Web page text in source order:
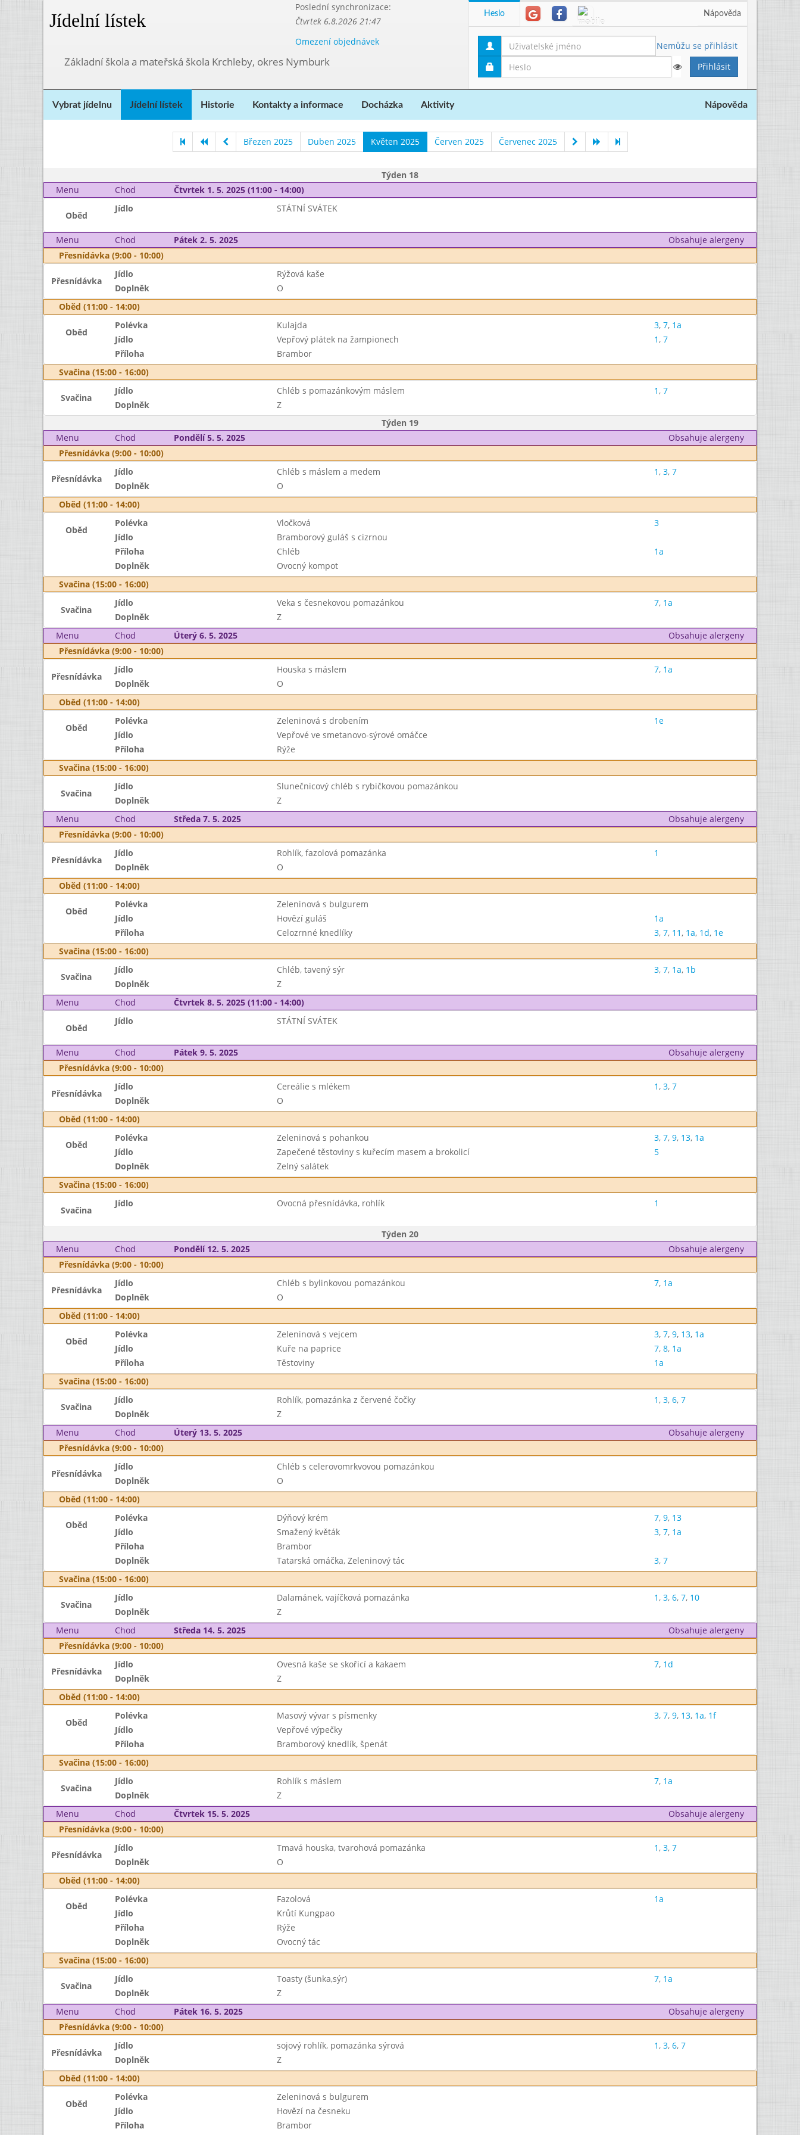
Jídelní lístek
Poslední synchronizace:
Čtvrtek 6.8.2026 21:47
Omezení objednávek
Základní škola a mateřská škola Krchleby, okres Nymburk
Heslo Nápověda
Nemůžu se přihlásit
Vybrat jídelnu Jídelní lístek Historie Kontakty a informace Docházka Aktivity Nápověda
Březen 2025 Duben 2025 Květen 2025 Červen 2025 Červenec 2025
Týden 18
Menu
Chod Čtvrtek 1. 5. 2025 (11:00 - 14:00)
Oběd
Jídlo STÁTNÍ SVÁTEK
Menu Chod Pátek 2. 5. 2025
Obsahuje alergeny
Přesnídávka (9:00 - 10:00)
Přesnídávka
Jídlo
Rýžová kaše
Doplněk
O
Oběd (11:00 - 14:00)
Oběd
Polévka Kulajda 3, 7, 1a
Jídlo
Vepřový plátek na žampionech 1, 7
Příloha
Brambor
Svačina (15:00 - 16:00)
Svačina
Jídlo Chléb s pomazánkovým máslem 1, 7
Doplněk
Z
Týden 19
Menu
Chod Pondělí 5. 5. 2025
Obsahuje alergeny
Přesnídávka (9:00 - 10:00)
Přesnídávka
Jídlo Chléb s máslem a medem 1, 3, 7
Doplněk
O
Oběd (11:00 - 14:00)
Oběd
Polévka Vločková
3
Jídlo
Bramborový guláš s cizrnou
Příloha
Chléb
1a
Doplněk
Ovocný kompot
Svačina (15:00 - 16:00)
Svačina
Jídlo Veka s česnekovou pomazánkou 7, 1a
Doplněk
Z
Menu
Chod Úterý 6. 5. 2025
Obsahuje alergeny
Přesnídávka (9:00 - 10:00)
Přesnídávka
Jídlo Houska s máslem 7, 1a
Doplněk
O
Oběd (11:00 - 14:00)
Oběd
Polévka Zeleninová s drobením
1e
Jídlo
Vepřové ve smetanovo-sýrové omáčce
Příloha
Rýže
Svačina (15:00 - 16:00)
Svačina
Jídlo
Slunečnicový chléb s rybičkovou pomazánkou
Doplněk
Z
Menu
Chod Středa 7. 5. 2025
Obsahuje alergeny
Přesnídávka (9:00 - 10:00)
Přesnídávka
Jídlo Rohlík, fazolová pomazánka
1
Doplněk
O
Oběd (11:00 - 14:00)
Oběd
Polévka
Zeleninová s bulgurem
Jídlo
Hovězí guláš
1a
Příloha
Celozrnné knedlíky 3, 7, 11, 1a, 1d, 1e
Svačina (15:00 - 16:00)
Svačina
Jídlo Chléb, tavený sýr 3, 7, 1a, 1b
Doplněk
Z
Menu
Chod Čtvrtek 8. 5. 2025 (11:00 - 14:00)
Oběd
Jídlo STÁTNÍ SVÁTEK
Menu Chod Pátek 9. 5. 2025
Obsahuje alergeny
Přesnídávka (9:00 - 10:00)
Přesnídávka
Jídlo Cereálie s mlékem 1, 3, 7
Doplněk
O
Oběd (11:00 - 14:00)
Oběd
Polévka Zeleninová s pohankou 3, 7, 9, 13, 1a
Jídlo
Zapečené těstoviny s kuřecím masem a brokolicí
5
Doplněk
Zelný salátek
Svačina (15:00 - 16:00)
Svačina
Jídlo Ovocná přesnídávka, rohlík 1
Týden 20
Menu
Chod Pondělí 12. 5. 2025
Obsahuje alergeny
Přesnídávka (9:00 - 10:00)
Přesnídávka
Jídlo Chléb s bylinkovou pomazánkou 7, 1a
Doplněk
O
Oběd (11:00 - 14:00)
Oběd
Polévka Zeleninová s vejcem 3, 7, 9, 13, 1a
Jídlo
Kuře na paprice 7, 8, 1a
Příloha
Těstoviny
1a
Svačina (15:00 - 16:00)
Svačina
Jídlo Rohlík, pomazánka z červené čočky 1, 3, 6, 7
Doplněk
Z
Menu
Chod Úterý 13. 5. 2025
Obsahuje alergeny
Přesnídávka (9:00 - 10:00)
Přesnídávka
Jídlo
Chléb s celerovomrkvovou pomazánkou
Doplněk
O
Oběd (11:00 - 14:00)
Oběd
Polévka Dýňový krém 7, 9, 13
Jídlo
Smažený květák 3, 7, 1a
Příloha
Brambor
Doplněk
Tatarská omáčka, Zeleninový tác 3, 7
Svačina (15:00 - 16:00)
Svačina
Jídlo Dalamánek, vajíčková pomazánka 1, 3, 6, 7, 10
Doplněk
Z
Menu
Chod Středa 14. 5. 2025
Obsahuje alergeny
Přesnídávka (9:00 - 10:00)
Přesnídávka
Jídlo Ovesná kaše se skořicí a kakaem 7, 1d
Doplněk
Z
Oběd (11:00 - 14:00)
Oběd
Polévka Masový vývar s písmenky 3, 7, 9, 13, 1a, 1f
Jídlo
Vepřové výpečky
Příloha
Bramborový knedlík, špenát
Svačina (15:00 - 16:00)
Svačina
Jídlo Rohlík s máslem 7, 1a
Doplněk
Z
Menu
Chod Čtvrtek 15. 5. 2025
Obsahuje alergeny
Přesnídávka (9:00 - 10:00)
Přesnídávka
Jídlo Tmavá houska, tvarohová pomazánka 1, 3, 7
Doplněk
O
Oběd (11:00 - 14:00)
Oběd
Polévka Fazolová
1a
Jídlo
Krůtí Kungpao
Příloha
Rýže
Doplněk
Ovocný tác
Svačina (15:00 - 16:00)
Svačina
Jídlo Toasty (šunka,sýr) 7, 1a
Doplněk
Z
Menu
Chod Pátek 16. 5. 2025
Obsahuje alergeny
Přesnídávka (9:00 - 10:00)
Přesnídávka
Jídlo sojový rohlík, pomazánka sýrová 1, 3, 6, 7
Doplněk
Z
Oběd (11:00 - 14:00)
Oběd
Polévka
Zeleninová s bulgurem
Jídlo
Hovězí na česneku
Příloha
Brambor